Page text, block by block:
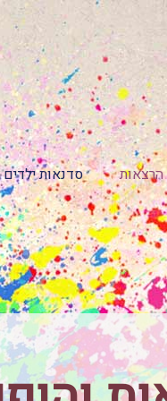
הרצאות סדנאות ילדים